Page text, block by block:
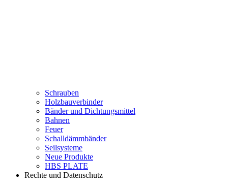
Schrauben
Holzbauverbinder
Bänder und Dichtungsmittel
Bahnen
Feuer
Schalldämmbänder
Seilsysteme
Neue Produkte
HBS PLATE
Rechte und Datenschutz